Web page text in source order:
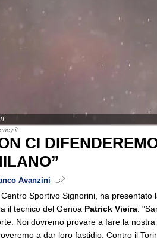
CI
Avanzini
Sportivo Signorini, ha presentato
il tecnico del Genoa Patrick Vieira:
Noi dovremo provare a fare la
a dar loro fastidio. Contro il